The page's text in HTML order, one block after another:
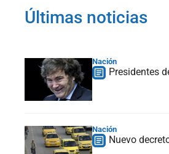
Últimas noticias
Nación
Presidentes
Nación
Nuevo